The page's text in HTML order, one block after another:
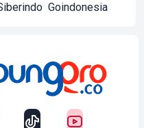
Goindonesia